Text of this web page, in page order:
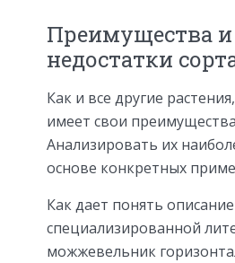
Преимущества и
недостатки
Как и все другие
имеет свои
Анализировать их
основе конкретных
Как дает понять
специализированной
можжевельник